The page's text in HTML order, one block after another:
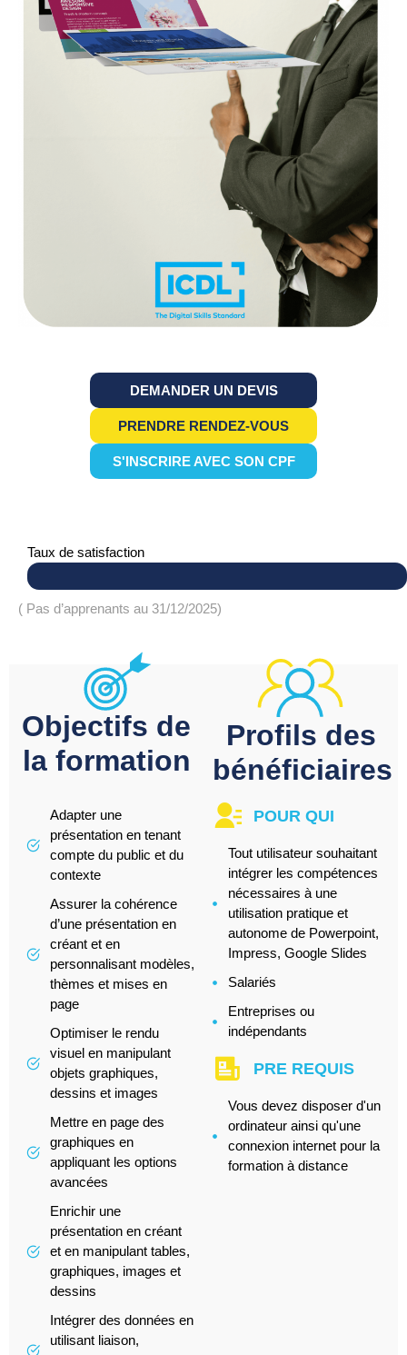
DEMANDER UN DEVIS
PRENDRE RENDEZ-VOUS
S'INSCRIRE AVEC SON CPF
Taux de satisfaction
( Pas d’apprenants au 31/12/2025)
Objectifs de
la formation
Adapter une
présentation en tenant
compte du public et du
contexte
Assurer la cohérence
d’une présentation en
créant et en
personnalisant modèles,
thèmes et mises en
page
Optimiser le rendu
visuel en manipulant
objets graphiques,
dessins et images
Mettre en page des
graphiques en
appliquant les options
avancées
Enrichir une
présentation en créant
et en manipulant tables,
graphiques, images et
dessins
Intégrer des données en
utilisant liaison,
Profils des
bénéficiaires
POUR QUI
Tout utilisateur souhaitant
intégrer les compétences
nécessaires à une
utilisation pratique et
autonome de Powerpoint,
Impress, Google Slides
Salariés
Entreprises ou
indépendants
PRE REQUIS
Vous devez disposer d'un
ordinateur ainsi qu'une
connexion internet pour la
formation à distance